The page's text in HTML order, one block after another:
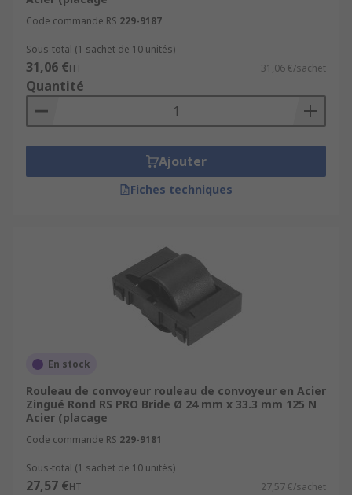
Code commande RS 229-9187
Sous-total (1 sachet de 10 unités)
31,06 €HT 31,06 €/sachet
Quantité
Ajouter
Fiches techniques
En stock
Rouleau de convoyeur rouleau de convoyeur en Acier
Zingué Rond RS PRO Bride Ø 24 mm x 33.3 mm 125 N
Acier (placage
Code commande RS 229-9181
Sous-total (1 sachet de 10 unités)
27,57 €HT 27,57 €/sachet